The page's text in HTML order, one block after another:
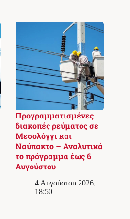
Προγραμματισμένες
διακοπές ρεύματος σε
Μεσολόγγι και
Ναύπακτο – Αναλυτικά
το πρόγραμμα έως 6
Αυγούστου
4 Αυγούστου 2026,
18:50